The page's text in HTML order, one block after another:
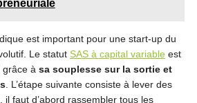
est important pour une start-up du
Le statut SAS à capital variableest
à sa souplesse sur la sortie et
. L’étape suivante consiste à lever des
il faut d’abord rassembler tous les